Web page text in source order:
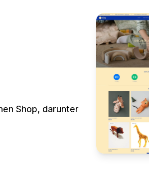
Shop, darunter